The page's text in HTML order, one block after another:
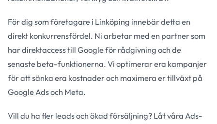
För dig som företagare i Linköping innebär detta en
direkt konkurrensfördel. Ni arbetar med en partner som
har direktaccess till Google för rådgivning och de
senaste beta-funktionerna. Vi optimerar era kampanjer
för att sänka era kostnader och maximera er tillväxt på
Google Ads och Meta.
Vill du ha fler leads och ökad försäljning? Låt våra Ads-